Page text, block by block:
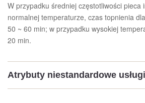
W przypadku średniej częstotliwości pieca
normalnej temperaturze, czas topnienia
50 ~ 60 min; w przypadku wysokiej
20 min.
Atrybuty niestandardowe usługi